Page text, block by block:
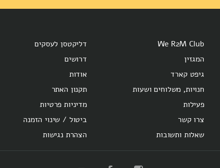
We R2M Club
המגזין
גיפט קארד
חנויות, משלוחים ושעות
פעילות
צרו קשר
שאלות ותשובות
דליקטסן לעסקים
דרושים
אודות
תקנון האתר
מדיניות פרטיות
ביטול / שינוי הזמנה
הצהרת נגישות